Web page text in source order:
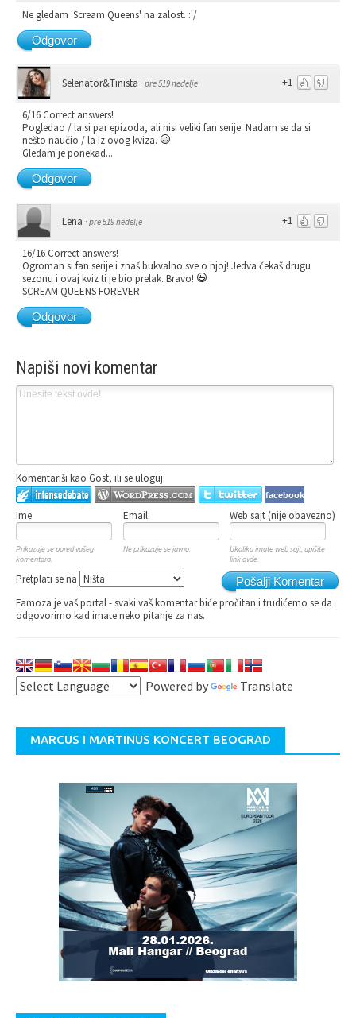
Ne gledam 'Scream Queens' na zalost. :'/
Odgovor
+1
Selenator&Tinista · pre 519 nedelje
6/16 Correct answers!
Pogledao / la si par epizoda, ali nisi veliki fan serije. Nadam se da si
nešto naučio / la iz ovog kviza.
Gledam je ponekad...
Odgovor
+1
Lena · pre 519 nedelje
16/16 Correct answers!
Ogroman si fan serije i znaš bukvalno sve o njoj! Jedva čekaš drugu
sezonu i ovaj kviz ti je bio prelak. Bravo!
SCREAM QUEENS FOREVER
Odgovor
Napiši novi komentar
Komentariši kao Gost, ili se uloguj:
facebook
Ime Email Web sajt (nije obavezno)
Prikazuje se pored vašeg
komentara.
Ne prikazuje se javno.
Ukoliko imate web sajt, upišite
link ovde.
Pošalji Komentar
Pretplati se na
Famoza je vaš portal - svaki vaš komentar biće pročitan i trudićemo se da
odgovorimo kad imate neko pitanje za nas.
Powered by Translate
MARCUS I MARTINUS KONCERT BEOGRAD